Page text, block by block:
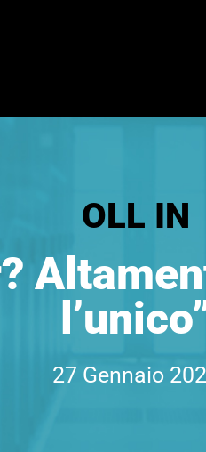
OLL IN
27 Gennaio